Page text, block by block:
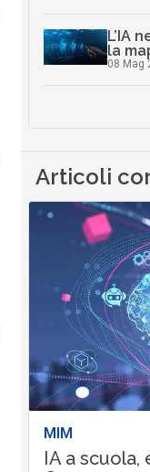
L’IA
la
08 Mag
Articoli
MIM
IA a